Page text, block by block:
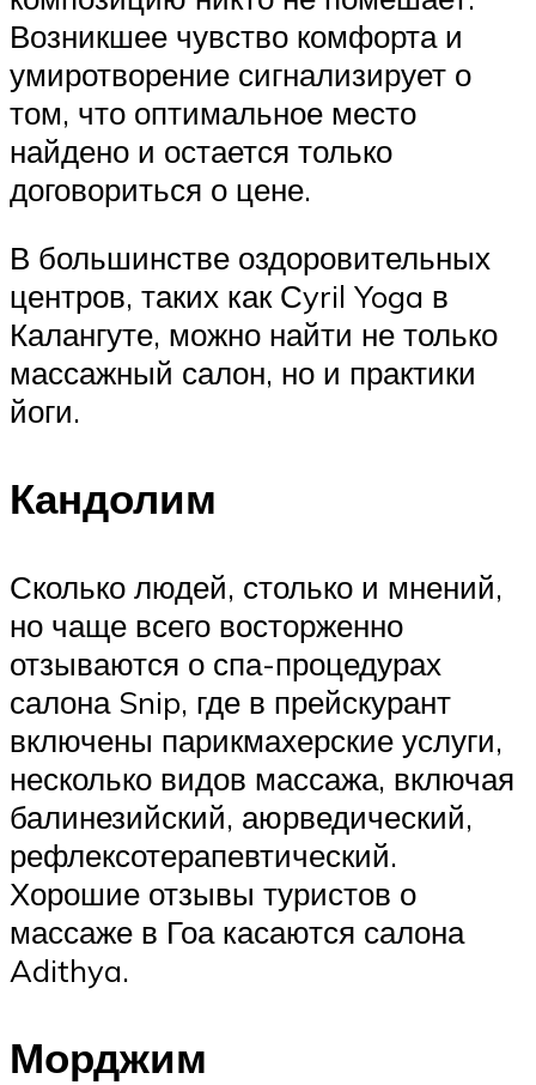
Возникшее чувство комфорта и
умиротворение сигнализирует о
том, что оптимальное место
найдено и остается только
договориться о цене.
В большинстве оздоровительных
центров, таких как Сyril Yoga в
Калангуте, можно найти не только
массажный салон, но и практики
йоги.
Кандолим
Сколько людей, столько и мнений,
но чаще всего восторженно
отзываются о спа-процедурах
салона Snip, где в прейскурант
включены парикмахерские услуги,
несколько видов массажа, включая
балинезийский, аюрведический,
рефлексотерапевтический.
Хорошие отзывы туристов о
массаже в Гоа касаются салона
Adithya.
Морджим